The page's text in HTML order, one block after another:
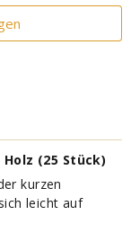
(25 Stück)
kurzen
leicht auf